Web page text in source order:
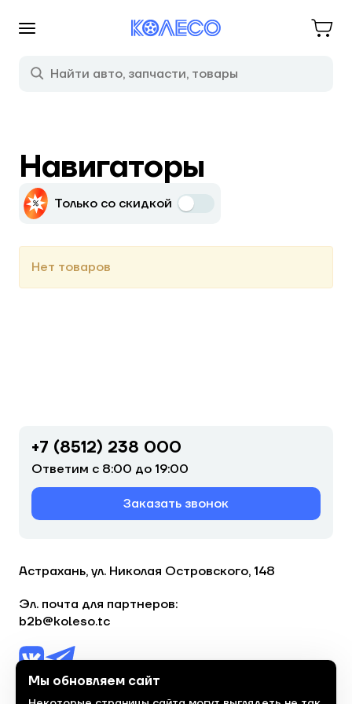
Навигаторы
Только со скидкой
Нет товаров
+7 (8512) 238 000
Ответим с 8:00 до 19:00
Заказать звонок
Астрахань, ул. Николая Островского, 148
Эл. почта для партнеров:
b2b@koleso.tc
Мы обновляем сайт